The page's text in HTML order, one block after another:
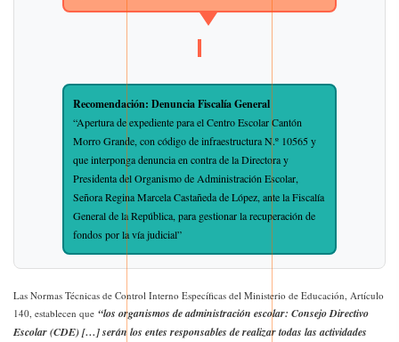
Recomendación: Denuncia Fiscalía General
“Apertura de expediente para el Centro Escolar Cantón
Morro Grande, con código de infraestructura N.º 10565 y
que interponga denuncia en contra de la Directora y
Presidenta del Organismo de Administración Escolar,
Señora Regina Marcela Castañeda de López, ante la Fiscalía
General de la República, para gestionar la recuperación de
fondos por la vía judicial”
Las Normas Técnicas de Control Interno Específicas del Ministerio de Educación, Artículo
140, establecen que “los organismos de administración escolar: Consejo Directivo
Escolar (CDE) […] serán los entes responsables de realizar todas las actividades